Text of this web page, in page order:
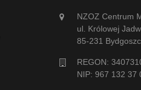
NZOZ Centrum
ul. Królowej
85-231
REGON:
NIP: 967 132 37